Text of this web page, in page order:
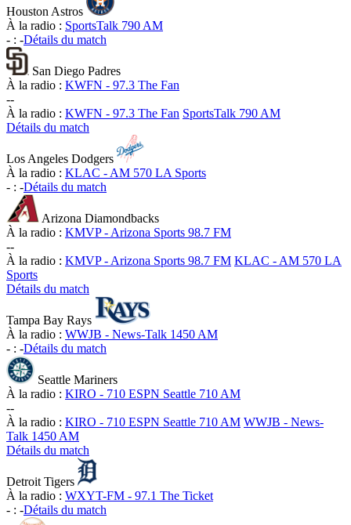
Houston Astros
À la radio : SportsTalk 790 AM
- : -Détails du match
San Diego Padres
À la radio : KWFN - 97.3 The Fan
--
À la radio : KWFN - 97.3 The Fan SportsTalk 790 AM
Détails du match
Los Angeles Dodgers
À la radio : KLAC - AM 570 LA Sports
- : -Détails du match
Arizona Diamondbacks
À la radio : KMVP - Arizona Sports 98.7 FM
--
À la radio : KMVP - Arizona Sports 98.7 FM KLAC - AM 570 LA
Sports
Détails du match
Tampa Bay Rays
À la radio : WWJB - News-Talk 1450 AM
- : -Détails du match
Seattle Mariners
À la radio : KIRO - 710 ESPN Seattle 710 AM
--
À la radio : KIRO - 710 ESPN Seattle 710 AM WWJB - News-
Talk 1450 AM
Détails du match
Detroit Tigers
À la radio : WXYT-FM - 97.1 The Ticket
- : -Détails du match